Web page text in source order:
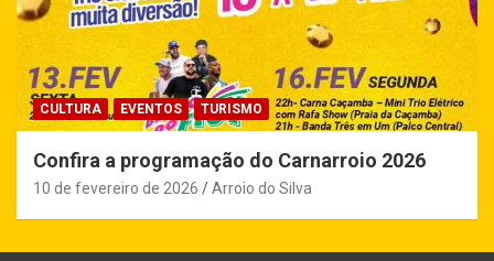
CULTURA EVENTOS TURISMO
Confira a programação do Carnarroio 2026
10 de fevereiro de 2026 Arroio do Silva